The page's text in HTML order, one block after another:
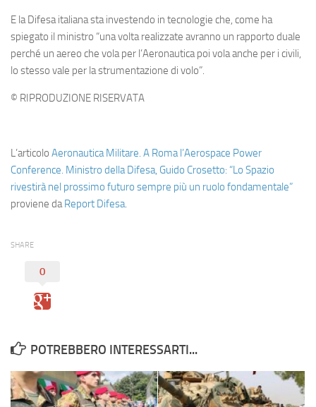
E la Difesa italiana sta investendo in tecnologie che, come ha
spiegato il ministro “una volta realizzate avranno un rapporto duale
perché un aereo che vola per l’Aeronautica poi vola anche per i civili,
lo stesso vale per la strumentazione di volo”.
© RIPRODUZIONE RISERVATA
L’articolo Aeronautica Militare. A Roma l’Aerospace Power
Conference. Ministro della Difesa, Guido Crosetto: “Lo Spazio
rivestirà nel prossimo futuro sempre più un ruolo fondamentale”
proviene daReport Difesa.
SHARE
0
POTREBBERO INTERESSARTI...